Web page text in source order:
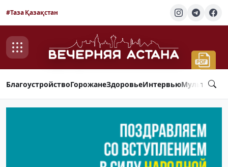
#Таза Қазақстан
БлагоустройствоГорожанеЗдоровьеИнтервью